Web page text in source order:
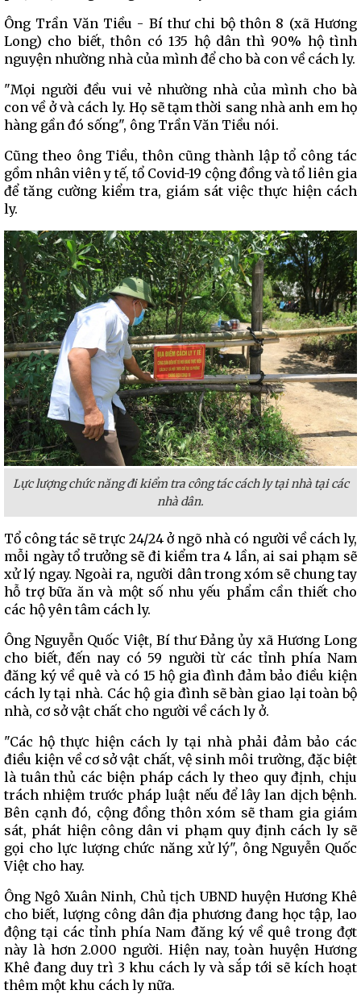
Ông Trần Văn Tiều - Bí thư chi bộ thôn 8 (xã Hương
Long) cho biết, thôn có 135 hộ dân thì 90% hộ tình
nguyện nhường nhà của mình để cho bà con về cách ly.
"Mọi người đều vui vẻ nhường nhà của mình cho bà
con về ở và cách ly. Họ sẽ tạm thời sang nhà anh em họ
hàng gần đó sống", ông Trần Văn Tiều nói.
Cũng theo ông Tiều, thôn cũng thành lập tổ công tác
gồm nhân viên y tế, tổ Covid-19 cộng đồng và tổ liên gia
để tăng cường kiểm tra, giám sát việc thực hiện cách
ly.
Lực lượng chức năng đi kiểm tra công tác cách ly tại nhà tại các
nhà dân.
Tổ công tác sẽ trực 24/24 ở ngõ nhà có người về cách ly,
mỗi ngày tổ trưởng sẽ đi kiểm tra 4 lần, ai sai phạm sẽ
xử lý ngay. Ngoài ra, người dân trong xóm sẽ chung tay
hỗ trợ bữa ăn và một số nhu yếu phẩm cần thiết cho
các hộ yên tâm cách ly.
Ông Nguyễn Quốc Việt, Bí thư Đảng ủy xã Hương Long
cho biết, đến nay có 59 người từ các tỉnh phía Nam
đăng ký về quê và có 15 hộ gia đình đảm bảo điều kiện
cách ly tại nhà. Các hộ gia đình sẽ bàn giao lại toàn bộ
nhà, cơ sở vật chất cho người về cách ly ở.
"Các hộ thực hiện cách ly tại nhà phải đảm bảo các
điều kiện về cơ sở vật chất, vệ sinh môi trường, đặc biệt
là tuân thủ các biện pháp cách ly theo quy định, chịu
trách nhiệm trước pháp luật nếu để lây lan dịch bệnh.
Bên cạnh đó, cộng đồng thôn xóm sẽ tham gia giám
sát, phát hiện công dân vi phạm quy định cách ly sẽ
gọi cho lực lượng chức năng xử lý", ông Nguyễn Quốc
Việt cho hay.
Ông Ngô Xuân Ninh, Chủ tịch UBND huyện Hương Khê
cho biết, lượng công dân địa phương đang học tập, lao
động tại các tỉnh phía Nam đăng ký về quê trong đợt
này là hơn 2.000 người. Hiện nay, toàn huyện Hương
Khê đang duy trì 3 khu cách ly và sắp tới sẽ kích hoạt
thêm một khu cách ly nữa.